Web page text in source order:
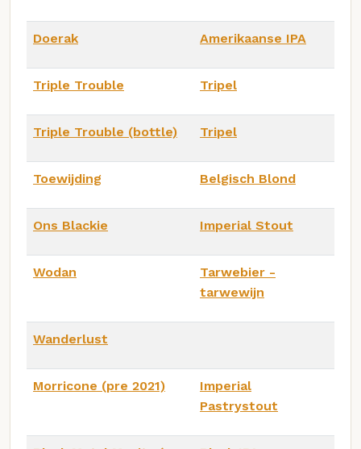
Doerak Amerikaanse IPA
Triple Trouble Tripel
Triple Trouble (bottle) Tripel
Toewijding Belgisch Blond
Ons Blackie Imperial Stout
Wodan
Tarwebier -
tarwewijn
Wanderlust
Morricone (pre 2021)
Imperial
Pastrystout